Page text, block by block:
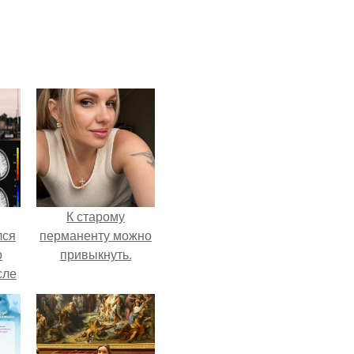
К старому
перманенту можно
привыкнуть.